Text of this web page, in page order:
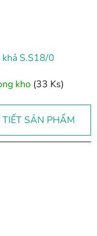
S.S18/0
kho (33 Ks)
TIẾT SẢN PHẨM